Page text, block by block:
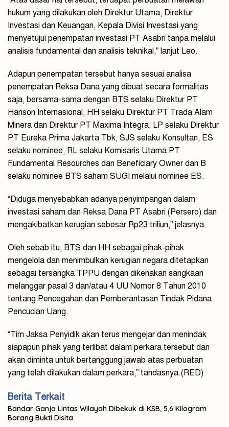
hukum yang dilakukan oleh Direktur Utama, Direktur
Investasi dan Keuangan, Kepala Divisi Investasi yang
menyetujui penempatan investasi PT Asabri tanpa melalui
analisis fundamental dan analisis teknikal,” lanjut Leo.
Adapun penempatan tersebut hanya sesuai analisa
penempatan Reksa Dana yang dibuat secara formalitas
saja, bersama-sama dengan BTS selaku Direktur PT
Hanson Internasional, HH selaku Direktur PT Trada Alam
Minera dan Direktur PT Maxima Integra, LP selaku Direktur
PT Eureka Prima Jakarta Tbk, SJS selaku Konsultan, ES
selaku nominee, RL selaku Komisaris Utama PT
Fundamental Resourches dan Beneficiary Owner dan B
selaku nominee BTS saham SUGI melalui nominee ES.
“Diduga menyebabkan adanya penyimpangan dalam
investasi saham dan Reksa Dana PT Asabri (Persero) dan
mengakibatkan kerugian sebesar Rp23 triliun,” jelasnya.
Oleh sebab itu, BTS dan HH sebagai pihak-pihak
mengelola dan menimbulkan kerugian negara ditetapkan
sebagai tersangka TPPU dengan dikenakan sangkaan
melanggar pasal 3 dan/atau 4 UU Nomor 8 Tahun 2010
tentang Pencegahan dan Pemberantasan Tindak Pidana
Pencucian Uang.
“Tim Jaksa Penyidik akan terus mengejar dan menindak
siapapun pihak yang terlibat dalam perkara tersebut dan
akan diminta untuk bertanggung jawab atas perbuatan
yang telah dilakukan dalam perkara,” tandasnya.(RED)
Berita Terkait
Bandar Ganja Lintas Wilayah Dibekuk di KSB, 5,6 Kilogram
Barang Bukti Disita